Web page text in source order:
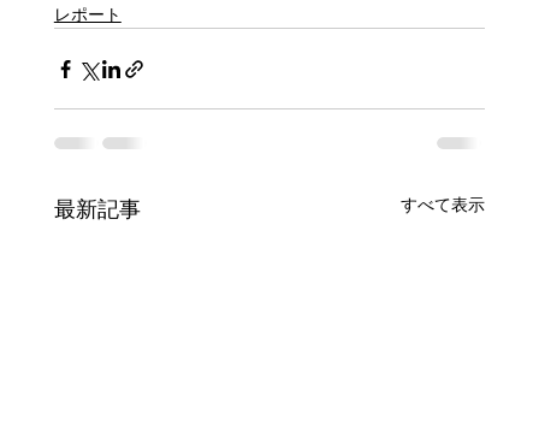
レポート
最新記事 すべて表示